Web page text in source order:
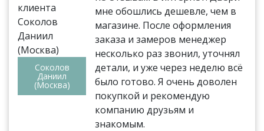
Соколов
Даниил
(Москва)
мне обошлись дешевле, чем в
магазине. После оформления
заказа и замеров менеджер
несколько раз звонил, уточнял
детали, и уже через неделю всё
было готово. Я очень доволен
покупкой и рекомендую
компанию друзьям и
знакомым.